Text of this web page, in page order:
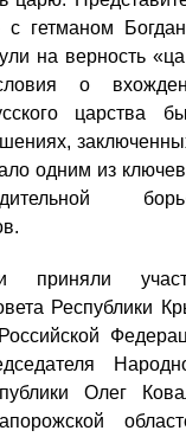
с гетманом
на верность
о
царства
одним из
приняли
Республики
Олег